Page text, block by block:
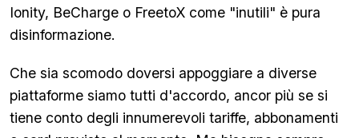
Ionity, BeCharge o FreetoX come "inutili" è pura
disinformazione.
Che sia scomodo doversi appoggiare a diverse
piattaforme siamo tutti d'accordo, ancor più se si
tiene conto degli innumerevoli tariffe, abbonamenti